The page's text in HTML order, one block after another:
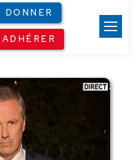
DONNER
ADHÉRER